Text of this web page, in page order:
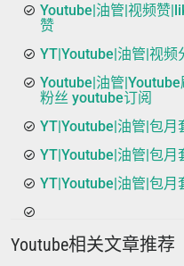
Youtube|油管|视频赞
赞
YT|Youtube|油管|视频
Youtube|油管
粉丝 youtube订阅
YT|Youtube|油管|包
YT|Youtube|油管|包
YT|Youtube|油管|包月
Youtube相关文章推荐